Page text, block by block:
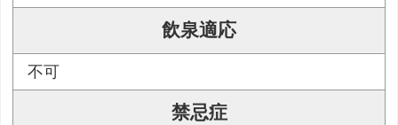
飲泉適応
不可
禁忌症